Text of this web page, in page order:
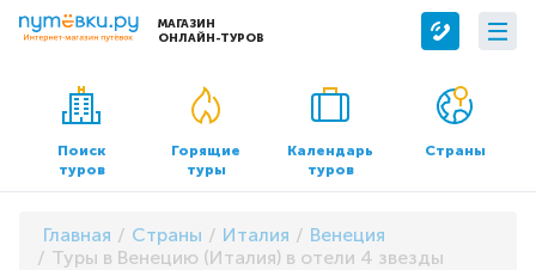
МАГАЗИН
ОНЛАЙН-ТУРОВ
Сервисы
Бронирование отелей
Трансфер
О компании
О нас
Контакты
Документы и реквизиты
Поиск
туров
Горящие
туры
Календарь
туров
Страны
Главная Страны Италия
Венеция
Туры в Венецию (Италия) в отели 4 звезды